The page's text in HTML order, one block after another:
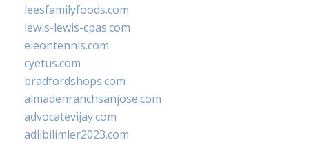
leesfamilyfoods.com
lewis-lewis-cpas.com
eleontennis.com
cyetus.com
bradfordshops.com
almadenranchsanjose.com
advocatevijay.com
adlibilimler2023.com